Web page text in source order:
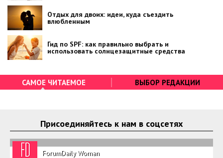
Отдых для двоих: идеи, куда съездить
влюбленным
Гид по SPF: как правильно выбрать и
использовать солнцезащитные средства
САМОЕ ЧИТАЕМОЕ ВЫБОР РЕДАКЦИИ
Присоединяйтесь к нам в соцсетях
ForumDaily Woman